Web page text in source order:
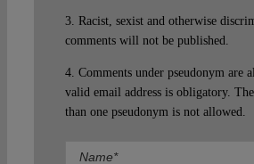
3. Racist, sexist and otherwise
comments will not be published.
4. Comments under pseudonym are
valid email address is obligatory.
than one pseudonym is not allowed.